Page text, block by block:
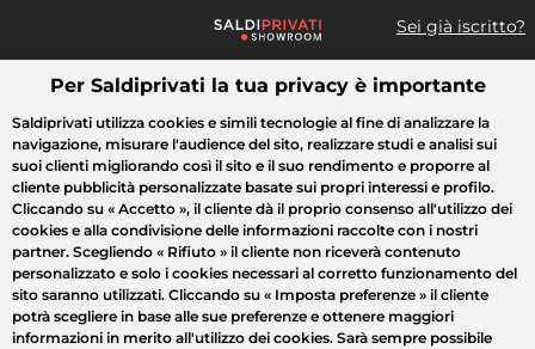
Sei già iscritto?
Cosa cerchi?
Tutte le vendite Moda Casa Bellezza Elettrodomestici
Per Saldiprivati la tua privacy è importante
Saldiprivati utilizza cookies e simili tecnologie al fine di analizzare la
navigazione, misurare l'audience del sito, realizzare studi e analisi sui
suoi clienti migliorando così il sito e il suo rendimento e proporre al
cliente pubblicità personalizzate basate sui propri interessi e profilo.
Cliccando su « Accetto », il cliente dà il proprio consenso all'utilizzo dei
cookies e alla condivisione delle informazioni raccolte con i nostri
partner. Scegliendo « Rifiuto » il cliente non riceverà contenuto
personalizzato e solo i cookies necessari al corretto funzionamento del
sito saranno utilizzati. Cliccando su « Imposta preferenze » il cliente
potrà scegliere in base alle sue preferenze e ottenere maggiori
informazioni in merito all'utilizzo dei cookies. Sarà sempre possibile